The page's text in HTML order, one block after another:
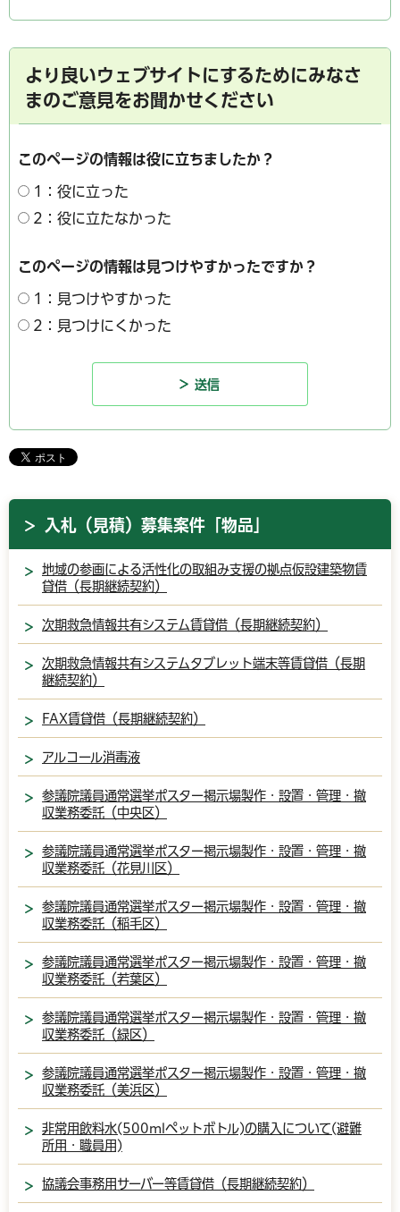
より良いウェブサイトにするためにみなさ
まのご意見をお聞かせください
このページの情報は役に立ちましたか？
1：役に立った
2：役に立たなかった
このページの情報は見つけやすかったですか？
1：見つけやすかった
2：見つけにくかった
入札（見積）募集案件「物品」
地域の参画による活性化の取組み支援の拠点仮設建築物賃
貸借（長期継続契約）
次期救急情報共有システム賃貸借（長期継続契約）
次期救急情報共有システムタブレット端末等賃貸借（長期
継続契約）
FAX賃貸借（長期継続契約）
アルコール消毒液
参議院議員通常選挙ポスター掲示場製作・設置・管理・撤
収業務委託（中央区）
参議院議員通常選挙ポスター掲示場製作・設置・管理・撤
収業務委託（花見川区）
参議院議員通常選挙ポスター掲示場製作・設置・管理・撤
収業務委託（稲毛区）
参議院議員通常選挙ポスター掲示場製作・設置・管理・撤
収業務委託（若葉区）
参議院議員通常選挙ポスター掲示場製作・設置・管理・撤
収業務委託（緑区）
参議院議員通常選挙ポスター掲示場製作・設置・管理・撤
収業務委託（美浜区）
非常用飲料水(500mlペットボトル)の購入について(避難
所用・職員用)
協議会事務用サーバー等賃貸借（長期継続契約）